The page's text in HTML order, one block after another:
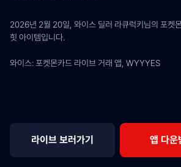
2026년 2월 20일, 와이스 딜러 라큐럭키님의 포켓
힛 아이템입니다.
와이스: 포켓몬카드 라이브 거래 앱, WYYYES
라이브 보러가기 앱 다운